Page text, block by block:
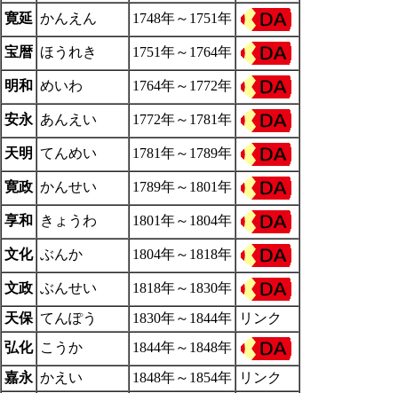
寛延 かんえん 1748年～1751年
宝暦 ほうれき 1751年～1764年
明和 めいわ 1764年～1772年
安永 あんえい 1772年～1781年
天明 てんめい 1781年～1789年
寛政 かんせい 1789年～1801年
享和 きょうわ 1801年～1804年
文化 ぶんか 1804年～1818年
文政 ぶんせい
1818年～1830年
天保 てんぽう 1830年～1844年
リンク
弘化 こうか
1844年～1848年
嘉永 かえい 1848年～1854年 リンク